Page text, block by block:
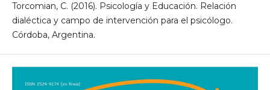
Torcomian, C. (2016). Psicología y Educación. Relación
dialéctica y campo de intervención para el psicólogo.
Córdoba, Argentina.